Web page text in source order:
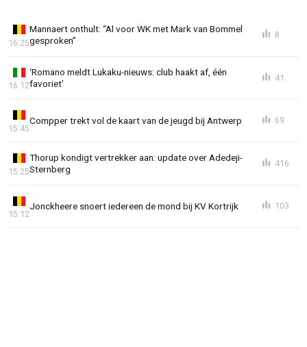
Mannaert onthult: “Al voor WK met Mark van Bommel
gesproken”
16:25
8
‘Romano meldt Lukaku-nieuws: club haakt af, één
favoriet’
16:12
41
Compper trekt vol de kaart van de jeugd bij Antwerp
15:45
69
Thorup kondigt vertrekker aan: update over Adedeji-
Sternberg
15:25
416
Jonckheere snoert iedereen de mond bij KV Kortrijk
15:12
103